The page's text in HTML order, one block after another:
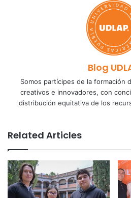
Blog
Somos partícipes de la formación
creativos e innovadores, con
distribución equitativa de los
Related Articles